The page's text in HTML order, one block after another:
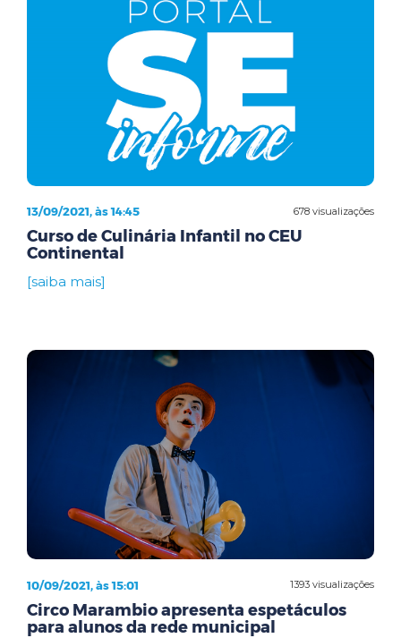
678 visualizações
13/09/2021, às 14:45
Curso de Culinária Infantil no CEU
Continental
[saiba mais]
1393 visualizações
10/09/2021, às 15:01
Circo Marambio apresenta espetáculos
para alunos da rede municipal